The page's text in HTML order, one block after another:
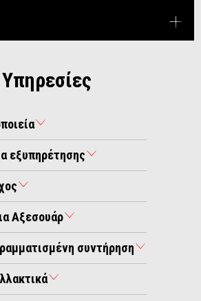
Υπηρεσίες
εξυπηρέτησης
Αξεσουάρ
συντήρηση